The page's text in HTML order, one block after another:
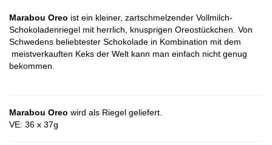
Marabou Oreo ist ein kleiner, zartschmelzender Vollmilch-
Schokoladenriegel mit herrlich, knusprigen Oreostückchen. Von
Schwedens beliebtester Schokolade in Kombination mit dem
meistverkauften Keks der Welt kann man einfach nicht genug
bekommen.
Marabou Oreo wird als Riegel geliefert.
VE: 36 x 37g